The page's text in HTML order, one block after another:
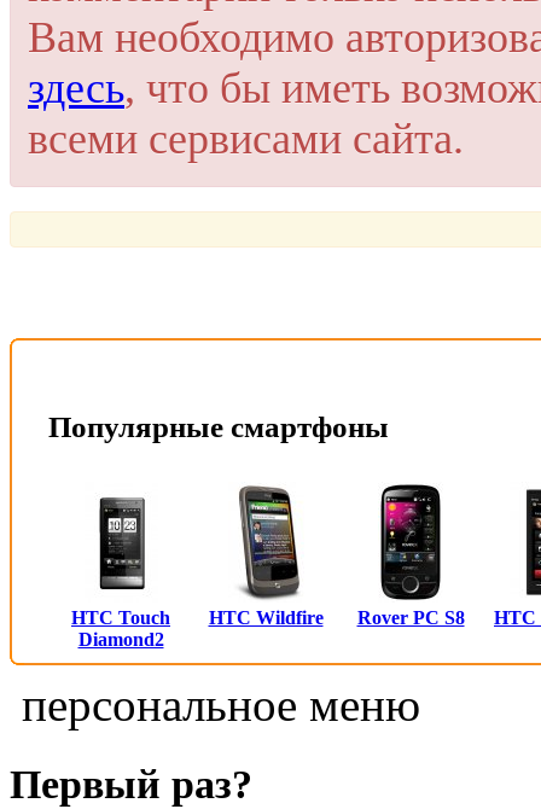
Вам необходимо
здесь, что бы иметь
всеми сервисами сайта.
Популярные смартфоны
HTC Touch
Diamond2
HTC Wildfire Rover PC S8 HTC
персональное меню
Первый раз?